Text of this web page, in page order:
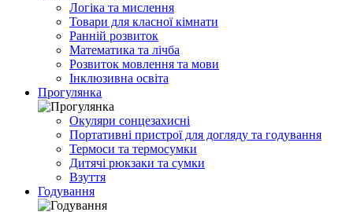
Логіка та мислення
Товари для класної кімнати
Ранній розвиток
Математика та лічба
Розвиток мовлення та мови
Інклюзивна освіта
Прогулянка
Окуляри сонцезахисні
Портативні пристрої для догляду та годування
Термоси та термосумки
Дитячі рюкзаки та сумки
Взуття
Годування